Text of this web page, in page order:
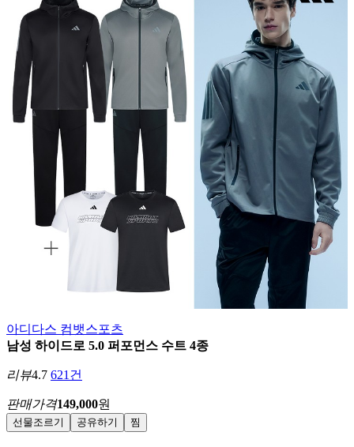
아디다스 컴뱃스포츠
남성 하이드로 5.0 퍼포먼스 수트 4종
리뷰4.7 621건
판매가격149,000원
선물조르기 공유하기 찜